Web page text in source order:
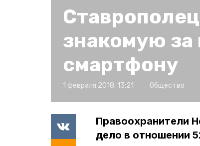
знакомую за
смартфону
1 февраля 2018, 13:21 Общество
Правоохранители
дело в отношении